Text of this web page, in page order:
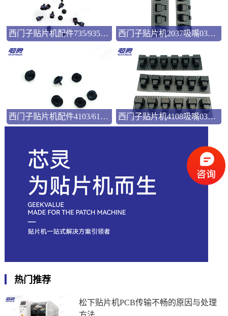
西门子贴片机配件735/935吸嘴00346524 西门子贴片机2037吸嘴03057033
西门子贴片机配件4103/6103吸嘴03101981 西门子贴片机4108吸嘴03103544
热门推荐
松下贴片机PCB传输不畅的原因与处理